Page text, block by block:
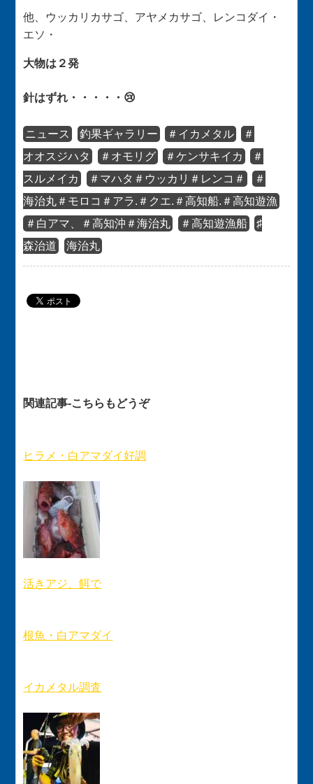
他、ウッカリカサゴ、アヤメカサゴ、レンコダイ・
エソ・
大物は２発
針はずれ・・・・・😢
ニュース 釣果ギャラリー ＃イカメタル
＃
オオスジハタ
＃オモリグ ＃ケンサキイカ
＃
スルメイカ
＃マハタ＃ウッカリ＃レンコ＃
＃
海治丸＃モロコ＃アラ.＃クエ.＃高知船.＃高知遊漁
＃白アマ、＃高知沖＃海治丸
＃高知遊漁船
♯
森治道
海治丸
関連記事-こちらもどうぞ
ヒラメ・白アマダイ好調
活きアジ、餌で
根魚・白アマダイ
イカメタル調査